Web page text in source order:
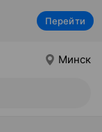
Перейти
Минск